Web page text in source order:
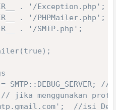
. '/Exception.php';
. '/PHPMailer.php';
. '/SMTP.php';
SMTP::DEBUG_SERVER;
jika menggunakan
//isi